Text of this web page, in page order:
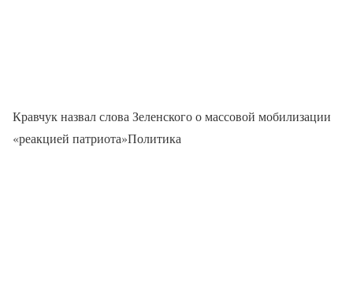
Кравчук назвал слова Зеленского о массовой мобилизации
«реакцией патриота»Политика